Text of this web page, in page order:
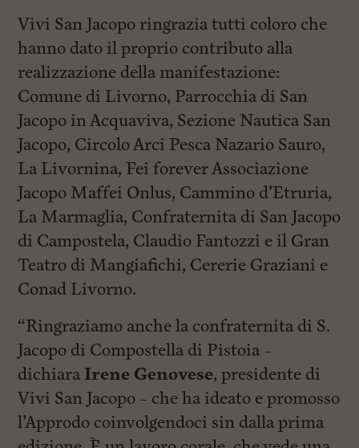
Vivi San Jacopo ringrazia tutti coloro che
hanno dato il proprio contributo alla
realizzazione della manifestazione:
Comune di Livorno, Parrocchia di San
Jacopo in Acquaviva, Sezione Nautica San
Jacopo, Circolo Arci Pesca Nazario Sauro,
La Livornina, Fei forever Associazione
Jacopo Maffei Onlus, Cammino d’Etruria,
La Marmaglia, Confraternita di San Jacopo
di Campostela, Claudio Fantozzi e il Gran
Teatro di Mangiafichi, Cererie Graziani e
Conad Livorno.
“Ringraziamo anche la confraternita di S.
Jacopo di Compostella di Pistoia –
dichiara Irene Genovese, presidente di
Vivi San Jacopo – che ha ideato e promosso
l’Approdo coinvolgendoci sin dalla prima